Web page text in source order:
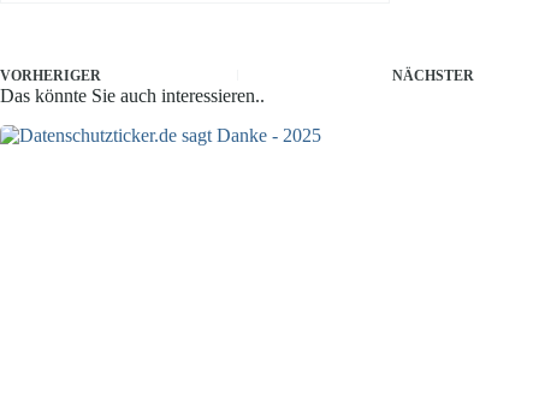
VORHERIGER NÄCHSTER
Das könnte Sie auch interessieren..